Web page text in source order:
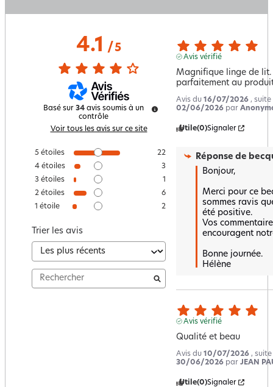
4.1/ 5
Basé sur 34 avis soumis à un
contrôle
Voir tous les avis sur ce site
5 étoiles
22
4 étoiles
3
3 étoiles
1
2 étoiles
6
1 étoile 2
Trier les avis
Avis vérifié
Magnifique linge de
parfaitement au
Avis du 16/07/2026 , suite
02/06/2026 par
Utile(0)Signaler
Réponse de
Bonjour,
Merci pour ce
sommes ravis
été positive.
Vos
encouragent
Bonne journée.
Hélène
Avis vérifié
Qualité et beau
Avis du 10/07/2026 ,
30/06/2026 par JEAN
Utile(0)Signaler